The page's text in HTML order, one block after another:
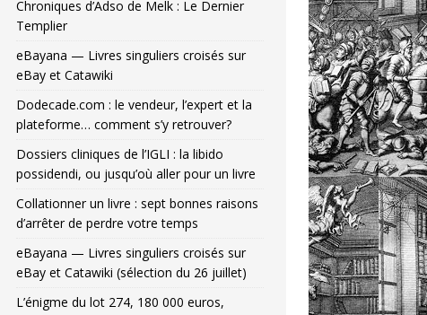
Chroniques d’Adso de Melk : Le Dernier
Templier
eBayana — Livres singuliers croisés sur
eBay et Catawiki
Dodecade.com : le vendeur, l’expert et la
plateforme… comment s’y retrouver?
Dossiers cliniques de l’IGLI : la libido
possidendi, ou jusqu’où aller pour un livre
Collationner un livre : sept bonnes raisons
d’arrêter de perdre votre temps
eBayana — Livres singuliers croisés sur
eBay et Catawiki (sélection du 26 juillet)
L’énigme du lot 274, 180 000 euros,